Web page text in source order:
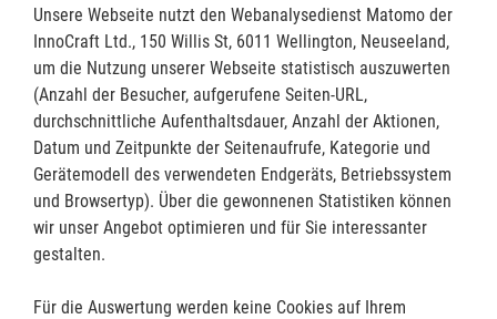
Unsere Webseite nutzt den Webanalysedienst Matomo der
InnoCraft Ltd., 150 Willis St, 6011 Wellington, Neuseeland,
um die Nutzung unserer Webseite statistisch auszuwerten
(Anzahl der Besucher, aufgerufene Seiten-URL,
durchschnittliche Aufenthaltsdauer, Anzahl der Aktionen,
Datum und Zeitpunkte der Seitenaufrufe, Kategorie und
Gerätemodell des verwendeten Endgeräts, Betriebssystem
und Browsertyp). Über die gewonnenen Statistiken können
wir unser Angebot optimieren und für Sie interessanter
gestalten.
Für die Auswertung werden keine Cookies auf Ihrem